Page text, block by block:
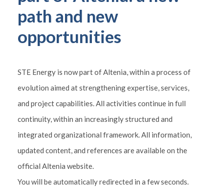
path and new
opportunities
STE Energy is now part of Altenia, within a process of
evolution aimed at strengthening expertise, services,
and project capabilities. All activities continue in full
continuity, within an increasingly structured and
integrated organizational framework. All information,
updated content, and references are available on the
official Altenia website.
You will be automatically redirected in a few seconds.